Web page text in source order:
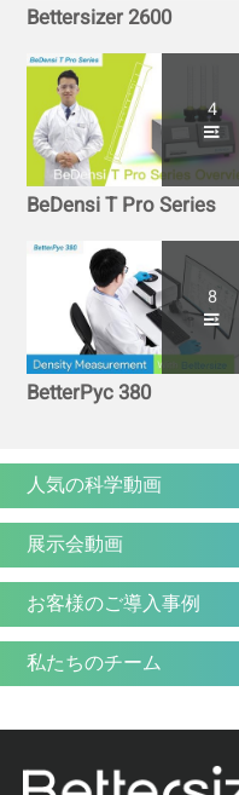
Bettersizer 2600
4
BeDensi T Pro Series
8
BetterPyc 380
人気の科学動画
展示会動画
お客様のご導入事例
私たちのチーム